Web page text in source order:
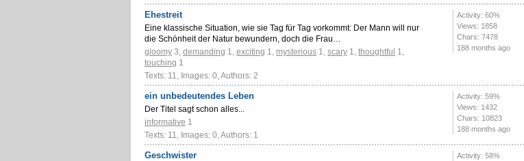
Ehestreit
Eine klassische Situation, wie sie Tag für Tag vorkommt: Der Mann will nur
die Schönheit der Natur bewundern, doch die Frau…
gloomy 3, demanding 1, exciting 1, mysterious 1, scary 1, thoughtful 1,
touching 1
Texts: 11, Images: 0, Authors: 2
Activity: 60%
Views: 1858
Chars: 7478
188 months ago
ein unbedeutendes Leben
Der Titel sagt schon alles...
informative 1
Texts: 11, Images: 0, Authors: 1
Activity: 59%
Views: 1432
Chars: 10823
188 months ago
Geschwister
Activity: 58%